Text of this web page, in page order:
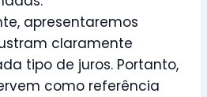
apresentaremos
claramente
tipo de juros. Portanto,
como referência